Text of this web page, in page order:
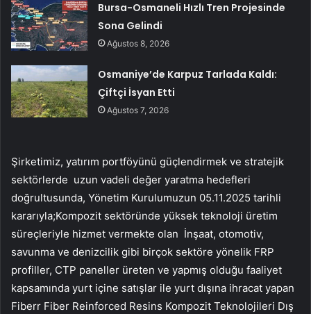
Bursa-Osmaneli Hızlı Tren Projesinde
Sona Gelindi
Ağustos 8, 2026
Osmaniye’de Karpuz Tarlada Kaldı:
Çiftçi İsyan Etti
Ağustos 7, 2026
Şirketimiz, yatırım portföyünü güçlendirmek ve stratejik
sektörlerde uzun vadeli değer yaratma hedefleri
doğrultusunda, Yönetim Kurulumuzun 05.11.2025 tarihli
kararıyla;Kompozit sektöründe yüksek teknoloji üretim
süreçleriyle hizmet vermekte olan İnşaat, otomotiv,
savunma ve denizcilik gibi birçok sektöre yönelik FRP
profiller, CTP paneller üreten ve yapmış olduğu faaliyet
kapsamında yurt içine satışlar ile yurt dışına ihracat yapan
Fiberr Fiber Reinforced Resins Kompozit Teknolojileri Dış